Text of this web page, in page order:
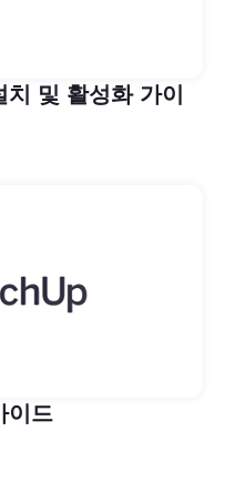
및 활성화 가이
이드